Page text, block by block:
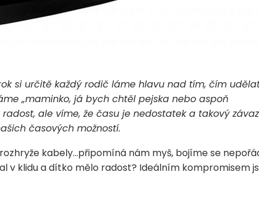
si určitě každý rodič láme hlavu nad tím, čím
„maminko, já bych chtěl pejska nebo aspoň
ale víme, že času je nedostatek a takový
časových možností.
kabely…připomíná nám myš, bojíme se
v klidu a dítko mělo radost? Ideálním kompromisem